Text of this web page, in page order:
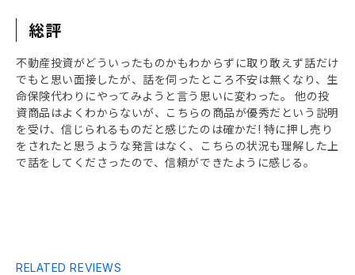
総評
不動産投資がどういったものかもわからずに取り敢えず話だけ
でもと思い面接したが、話を伺ったところ不安は無くなり、生
命保険代わりにやってみようと言う思いに変わった。 他の投
資商品はよくわからないが、こちらの商品が優秀だという説明
を受け、信じられるものだと感じたのは確かだ! 特に押し売り
をされたと思うような発言はなく、こちらの状況も理解した上
で話をしてくださったので、信頼ができたように感じる。
RELATED REVIEWS